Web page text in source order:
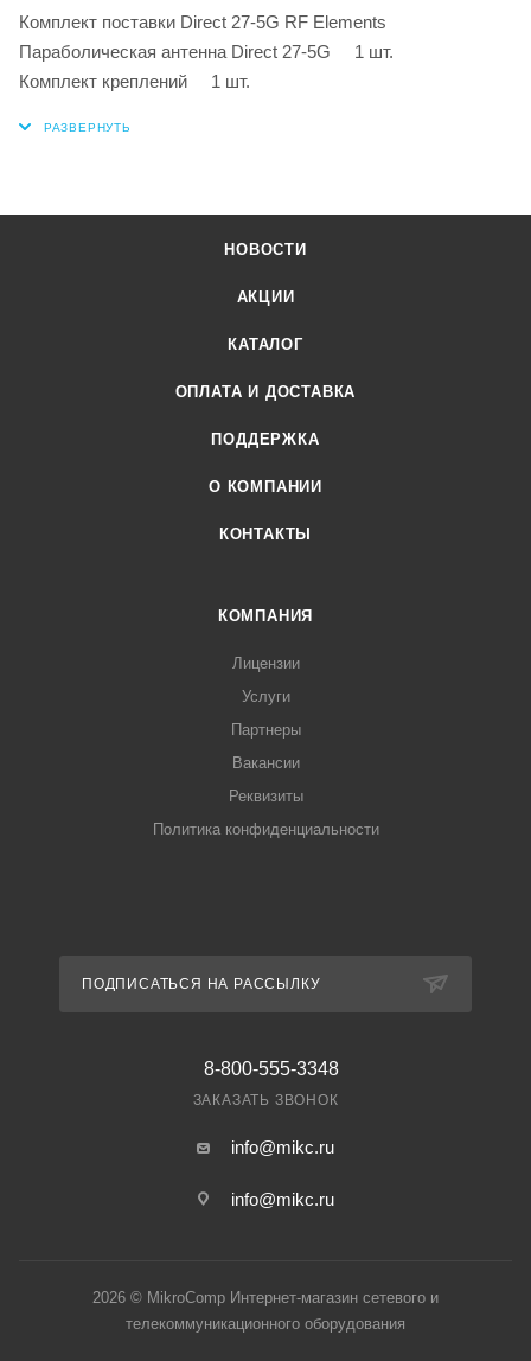
Комплект поставки Direct 27-5G RF Elements
Параболическая антенна Direct 27-5G 1 шт.
Комплект креплений 1 шт.
НОВОСТИ
АКЦИИ
КАТАЛОГ
ОПЛАТА И ДОСТАВКА
ПОДДЕРЖКА
О КОМПАНИИ
КОНТАКТЫ
КОМПАНИЯ
Лицензии
Услуги
Партнеры
Вакансии
Реквизиты
Политика конфиденциальности
ПОДПИСАТЬСЯ НА РАССЫЛКУ
8-800-555-3348
ЗАКАЗАТЬ ЗВОНОК
info@mikc.ru
info@mikc.ru
2026 © MikroComp Интернет-магазин сетевого и
телекоммуникационного оборудования